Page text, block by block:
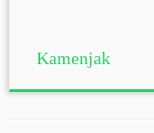
Kamenjak